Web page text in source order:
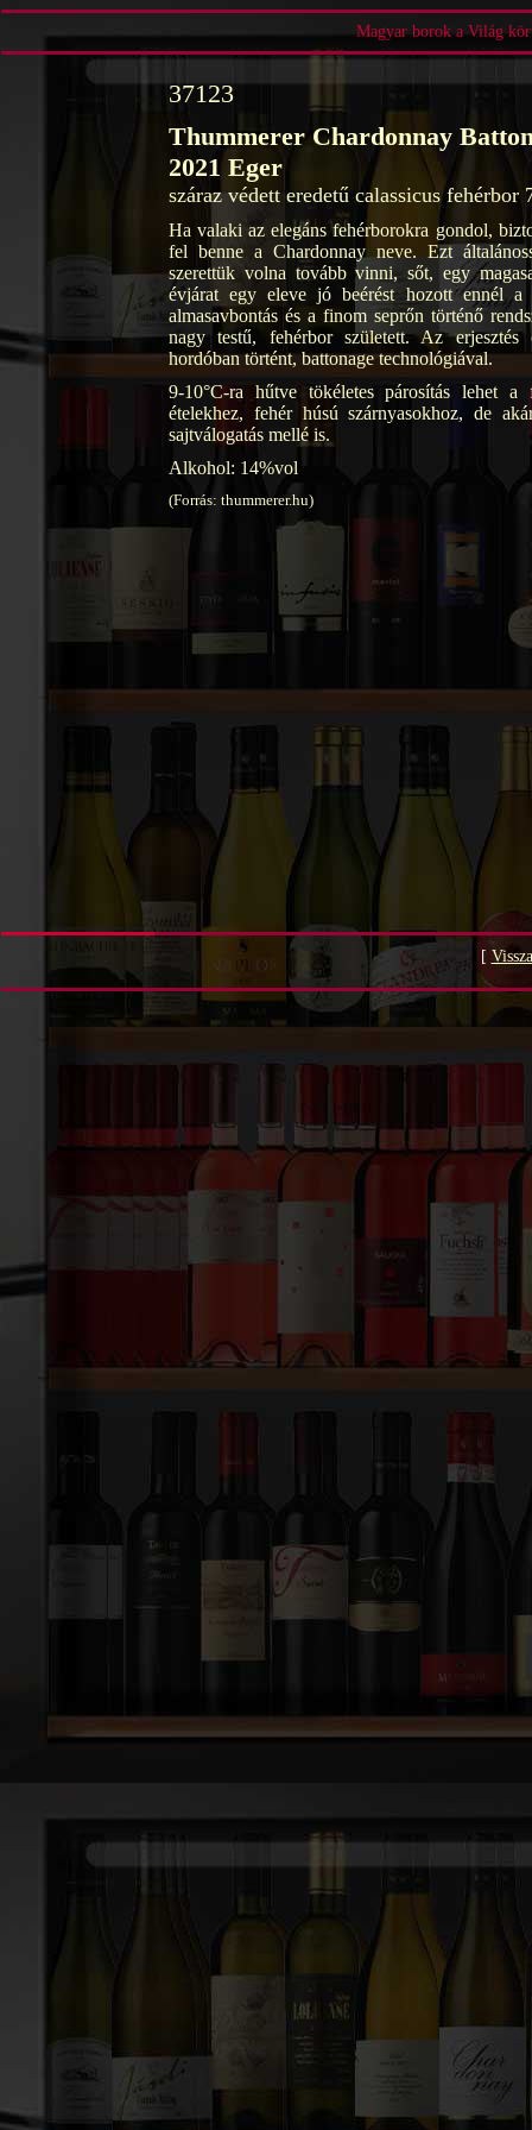
Magyar borok a Világ
37123
Thummerer Chardonnay
2021 Eger
száraz védett eredetű calassicus fehérbor
Ha valaki az elegáns fehérborokra gondol,
fel benne a Chardonnay neve. Ezt
szerettük volna tovább vinni, sőt, egy
évjárat egy eleve jó beérést hozott ennél a
almasavbontás és a finom seprőn történő
nagy testű, fehérbor született. Az
hordóban történt, battonage technológiával.
9-10°C-ra hűtve tökéletes párosítás lehet a
ételekhez, fehér húsú szárnyasokhoz, de
sajtválogatás mellé is.
Alkohol: 14%vol
(Forrás: thummerer.hu)
[